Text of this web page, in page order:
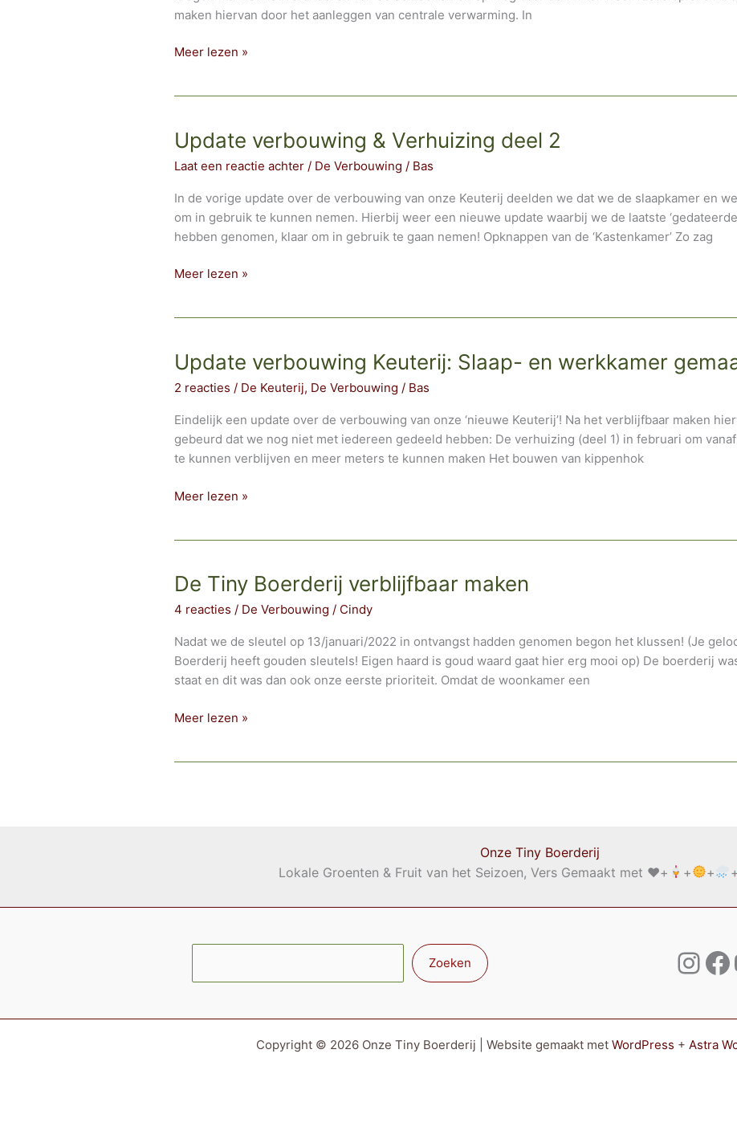
maken hiervan door het aanleggen van centrale verwarming. In
Winterklaar
–
CV
Meer lezen »
Update verbouwing & Verhuizing deel 2
Laat een reactie achter / De Verbouwing / Bas
In de vorige update over de verbouwing van onze Keuterij deelden we dat we de slaapkamer en
om in gebruik te kunnen nemen. Hierbij weer een nieuwe update waarbij we de laatste
hebben genomen, klaar om in gebruik te gaan nemen! Opknappen van de ‘Kastenkamer’ Zo zag
Update
2
Meer lezen »
Update verbouwing Keuterij: Slaap- en werkkamer
2 reacties / De Keuterij, De Verbouwing / Bas
Eindelijk een update over de verbouwing van onze ‘nieuwe Keuterij’! Na het verblijfbaar maken
gebeurd dat we nog niet met iedereen gedeeld hebben: De verhuizing (deel 1) in februari om
te kunnen verblijven en meer meters te kunnen maken Het bouwen van kippenhok
Update
werkkamer
gemaakt
Meer lezen »
De Tiny Boerderij verblijfbaar maken
4 reacties / De Verbouwing / Cindy
Nadat we de sleutel op 13/januari/2022 in ontvangst hadden genomen begon het klussen! (Je
Boerderij heeft gouden sleutels! Eigen haard is goud waard gaat hier erg mooi op) De boerderij
staat en dit was dan ook onze eerste prioriteit. Omdat de woonkamer een
De
Meer lezen »
Onze Tiny Boerderij
Lokale Groenten & Fruit van het Seizoen, Vers Gemaakt met ♥️+ + + +
Zoeken
Copyright © 2026 Onze Tiny Boerderij | Website gemaakt met WordPress + Astra